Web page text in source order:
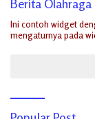
Berita Olahraga
Ini contoh widget
mengaturnya pada